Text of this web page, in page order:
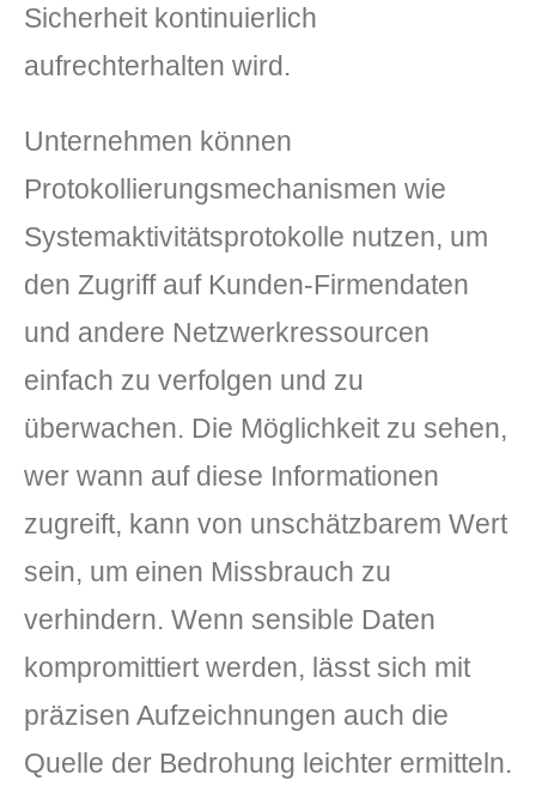
Sicherheit kontinuierlich
aufrechterhalten wird.
Unternehmen können
Protokollierungsmechanismen wie
Systemaktivitätsprotokolle nutzen, um
den Zugriff auf Kunden-Firmendaten
und andere Netzwerkressourcen
einfach zu verfolgen und zu
überwachen. Die Möglichkeit zu sehen,
wer wann auf diese Informationen
zugreift, kann von unschätzbarem Wert
sein, um einen Missbrauch zu
verhindern. Wenn sensible Daten
kompromittiert werden, lässt sich mit
präzisen Aufzeichnungen auch die
Quelle der Bedrohung leichter ermitteln.